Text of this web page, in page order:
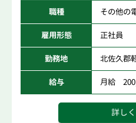
職種 その他の
雇用形態 正社員
勤務地 北佐久郡
給与 月給
詳し